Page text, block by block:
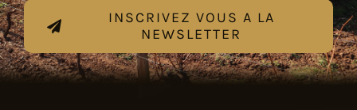
INSCRIVEZ VOUS A LA
NEWSLETTER